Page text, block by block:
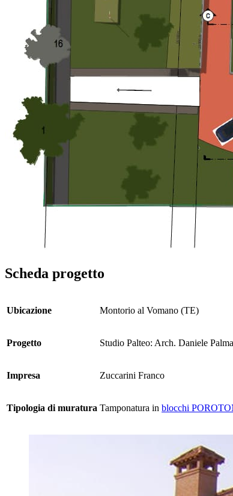
Scheda progetto
Ubicazione Montorio al Vomano (TE)
Progetto Studio Palteo: Arch. Daniele
Impresa Zuccarini Franco
Tipologia di muratura Tamponatura in blocchi